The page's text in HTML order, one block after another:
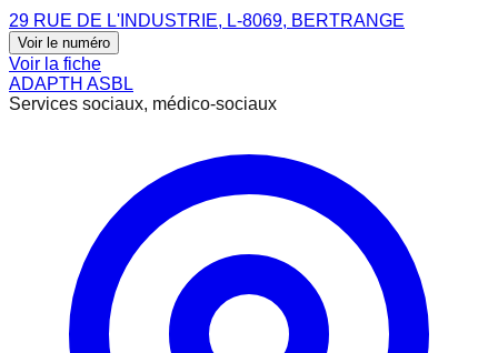
29 RUE DE L'INDUSTRIE, L-8069, BERTRANGE
Voir le numéro
Voir la fiche
ADAPTH ASBL
Services sociaux, médico-sociaux